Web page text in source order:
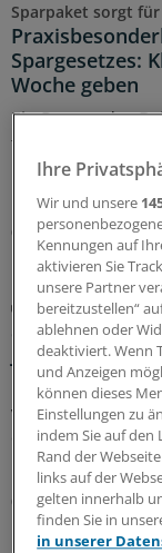
Sparpaket sorgt
Spargesetzes:
Woche geben
Ein Passus des
für Unruhe unter
nicht?
06.08.2026
GKV-Spargesetz
Sparliste der
jeder Praxis
Die
vorgelegt, in der
des GKV-
Unterschiede
05.08.2026
Ihre
Wir und unsere
Kennungen auf
aktivieren Sie
unsere Partner
bereitzustellen“
ablehnen oder
deaktiviert. Wenn
und Anzeigen
können dieses
Einstellungen zu
indem Sie auf
Rand der
links auf der
gelten innerhalb
finden Sie in
in unserer